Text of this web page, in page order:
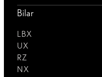
Bilar
LBX
UX
RZ
NX